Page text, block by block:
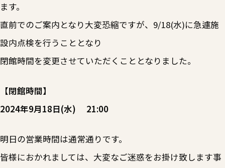
ます。
直前でのご案内となり大変恐縮ですが、9/18(水)に急遽施
設内点検を行うこととなり
閉館時間を変更させていただくこととなりました。
【閉館時間】
2024年9月18日(水) 21:00
明日の営業時間は通常通りです。
皆様におかれましては、大変なご迷惑をお掛け致します事